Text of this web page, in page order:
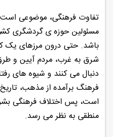
تفاوت فرهنگی، موضوعی
مسئولین حوزه ی گردشگری
باشد. حتی درون مرزهای یک
شرق به غرب، مردم آیین و
دنبال می کنند و شیوه های
فرهنگ برآمده از مذهب،
است، پس اختلاف فرهنگی
منطقی به نظر می رسد.